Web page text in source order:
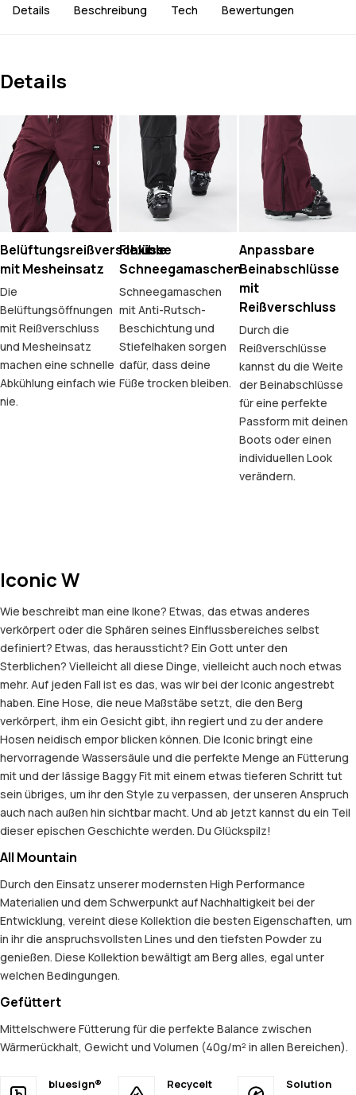
Details Beschreibung Tech Bewertungen
Details
Belüftungsreißverschlüsse
mit Mesheinsatz
Die
Belüftungsöffnungen
mit Reißverschluss
und Mesheinsatz
machen eine schnelle
Abkühlung einfach wie
nie.
Flexible
Schneegamaschen
Schneegamaschen
mit Anti-Rutsch-
Beschichtung und
Stiefelhaken sorgen
dafür, dass deine
Füße trocken bleiben.
Anpassbare
Beinabschlüsse
mit
Reißverschluss
Durch die
Reißverschlüsse
kannst du die Weite
der Beinabschlüsse
für eine perfekte
Passform mit deinen
Boots oder einen
individuellen Look
verändern.
Iconic W
Wie beschreibt man eine Ikone? Etwas, das etwas anderes
verkörpert oder die Sphären seines Einflussbereiches selbst
definiert? Etwas, das heraussticht? Ein Gott unter den
Sterblichen? Vielleicht all diese Dinge, vielleicht auch noch etwas
mehr. Auf jeden Fall ist es das, was wir bei der Iconic angestrebt
haben. Eine Hose, die neue Maßstäbe setzt, die den Berg
verkörpert, ihm ein Gesicht gibt, ihn regiert und zu der andere
Hosen neidisch empor blicken können. Die Iconic bringt eine
hervorragende Wassersäule und die perfekte Menge an Fütterung
mit und der lässige Baggy Fit mit einem etwas tieferen Schritt tut
sein übriges, um ihr den Style zu verpassen, der unseren Anspruch
auch nach außen hin sichtbar macht. Und ab jetzt kannst du ein Teil
dieser epischen Geschichte werden. Du Glückspilz!
All Mountain
Durch den Einsatz unserer modernsten High Performance
Materialien und dem Schwerpunkt auf Nachhaltigkeit bei der
Entwicklung, vereint diese Kollektion die besten Eigenschaften, um
in ihr die anspruchsvollsten Lines und den tiefsten Powder zu
genießen. Diese Kollektion bewältigt am Berg alles, egal unter
welchen Bedingungen.
Gefüttert
Mittelschwere Fütterung für die perfekte Balance zwischen
Wärmerückhalt, Gewicht und Volumen (40g/m² in allen Bereichen).
bluesign®
Recycelt
Solution